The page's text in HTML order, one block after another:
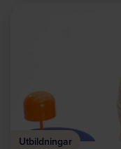
Utbildningar